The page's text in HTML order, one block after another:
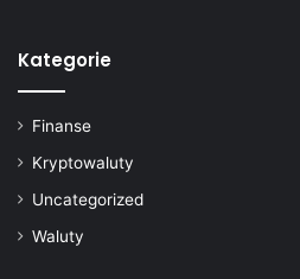
Kategorie
Finanse
Kryptowaluty
Uncategorized
Waluty